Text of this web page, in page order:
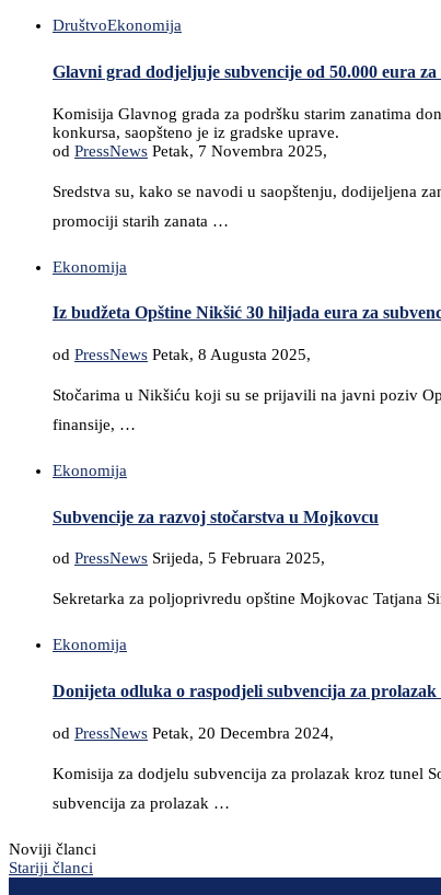
DruštvoEkonomija
Glavni grad dodjeljuje subvencije od 50.000 eura za
Komisija Glavnog grada za podršku starim zanatima
konkursa, saopšteno je iz gradske uprave.
od PressNews Petak, 7 Novembra 2025,
Sredstva su, kako se navodi u saopštenju, dodijeljena
promociji starih zanata …
Ekonomija
Iz budžeta Opštine Nikšić 30 hiljada eura za
od PressNews Petak, 8 Augusta 2025,
Stočarima u Nikšiću koji su se prijavili na javni poziv
finansije, …
Ekonomija
Subvencije za razvoj stočarstva u Mojkovcu
od PressNews Srijeda, 5 Februara 2025,
Sekretarka za poljoprivredu opštine Mojkovac Tatjana
Ekonomija
Donijeta odluka o raspodjeli subvencija za prolazak
od PressNews Petak, 20 Decembra 2024,
Komisija za dodjelu subvencija za prolazak kroz tunel
subvencija za prolazak …
Noviji članci
Stariji članci